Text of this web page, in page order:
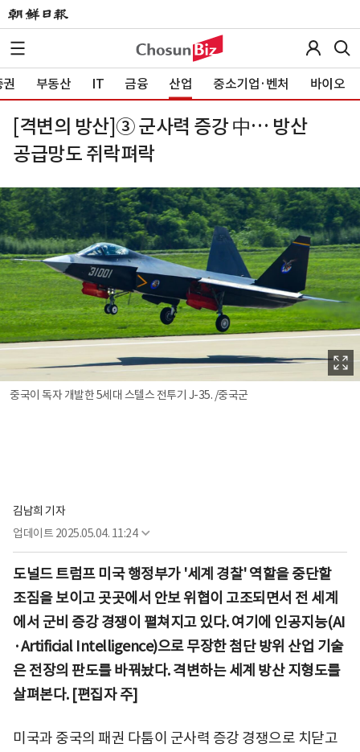
부동산 IT 금융 산업 중소기업·벤처 바이오
[격변의 방산]③ 군사력 증강 中… 방산
공급망도 쥐락펴락
중국이 독자 개발한 5세대 스텔스 전투기 J-35. /중국군
김남희 기자
업데이트 2025.05.04. 11:24
도널드 트럼프 미국 행정부가 '세계 경찰' 역할을 중단할
조짐을 보이고 곳곳에서 안보 위협이 고조되면서 전 세계
에서 군비 증강 경쟁이 펼쳐지고 있다. 여기에 인공지능(AI
·Artificial Intelligence)으로 무장한 첨단 방위 산업 기술
은 전장의 판도를 바꿔놨다. 격변하는 세계 방산 지형도를
살펴본다. [편집자 주]
미국과 중국의 패권 다툼이 군사력 증강 경쟁으로 치닫고